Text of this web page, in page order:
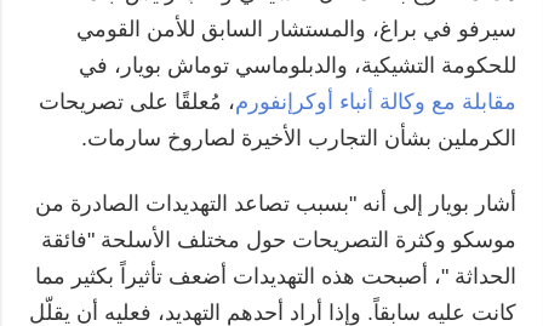
سيرفو في براغ، والمستشار السابق للأمن القومي
للحكومة التشيكية، والدبلوماسي توماش بويار، في
مقابلة مع وكالة أنباء أوكرإنفورم، مُعلقًا على تصريحات
الكرملين بشأن التجارب الأخيرة لصاروخ سارمات.
أشار بويار إلى أنه "بسبب تصاعد التهديدات الصادرة من
موسكو وكثرة التصريحات حول مختلف الأسلحة "فائقة
الحداثة "، أصبحت هذه التهديدات أضعف تأثيراً بكثير مما
كانت عليه سابقاً. وإذا أراد أحدهم التهديد، فعليه أن يقلّل